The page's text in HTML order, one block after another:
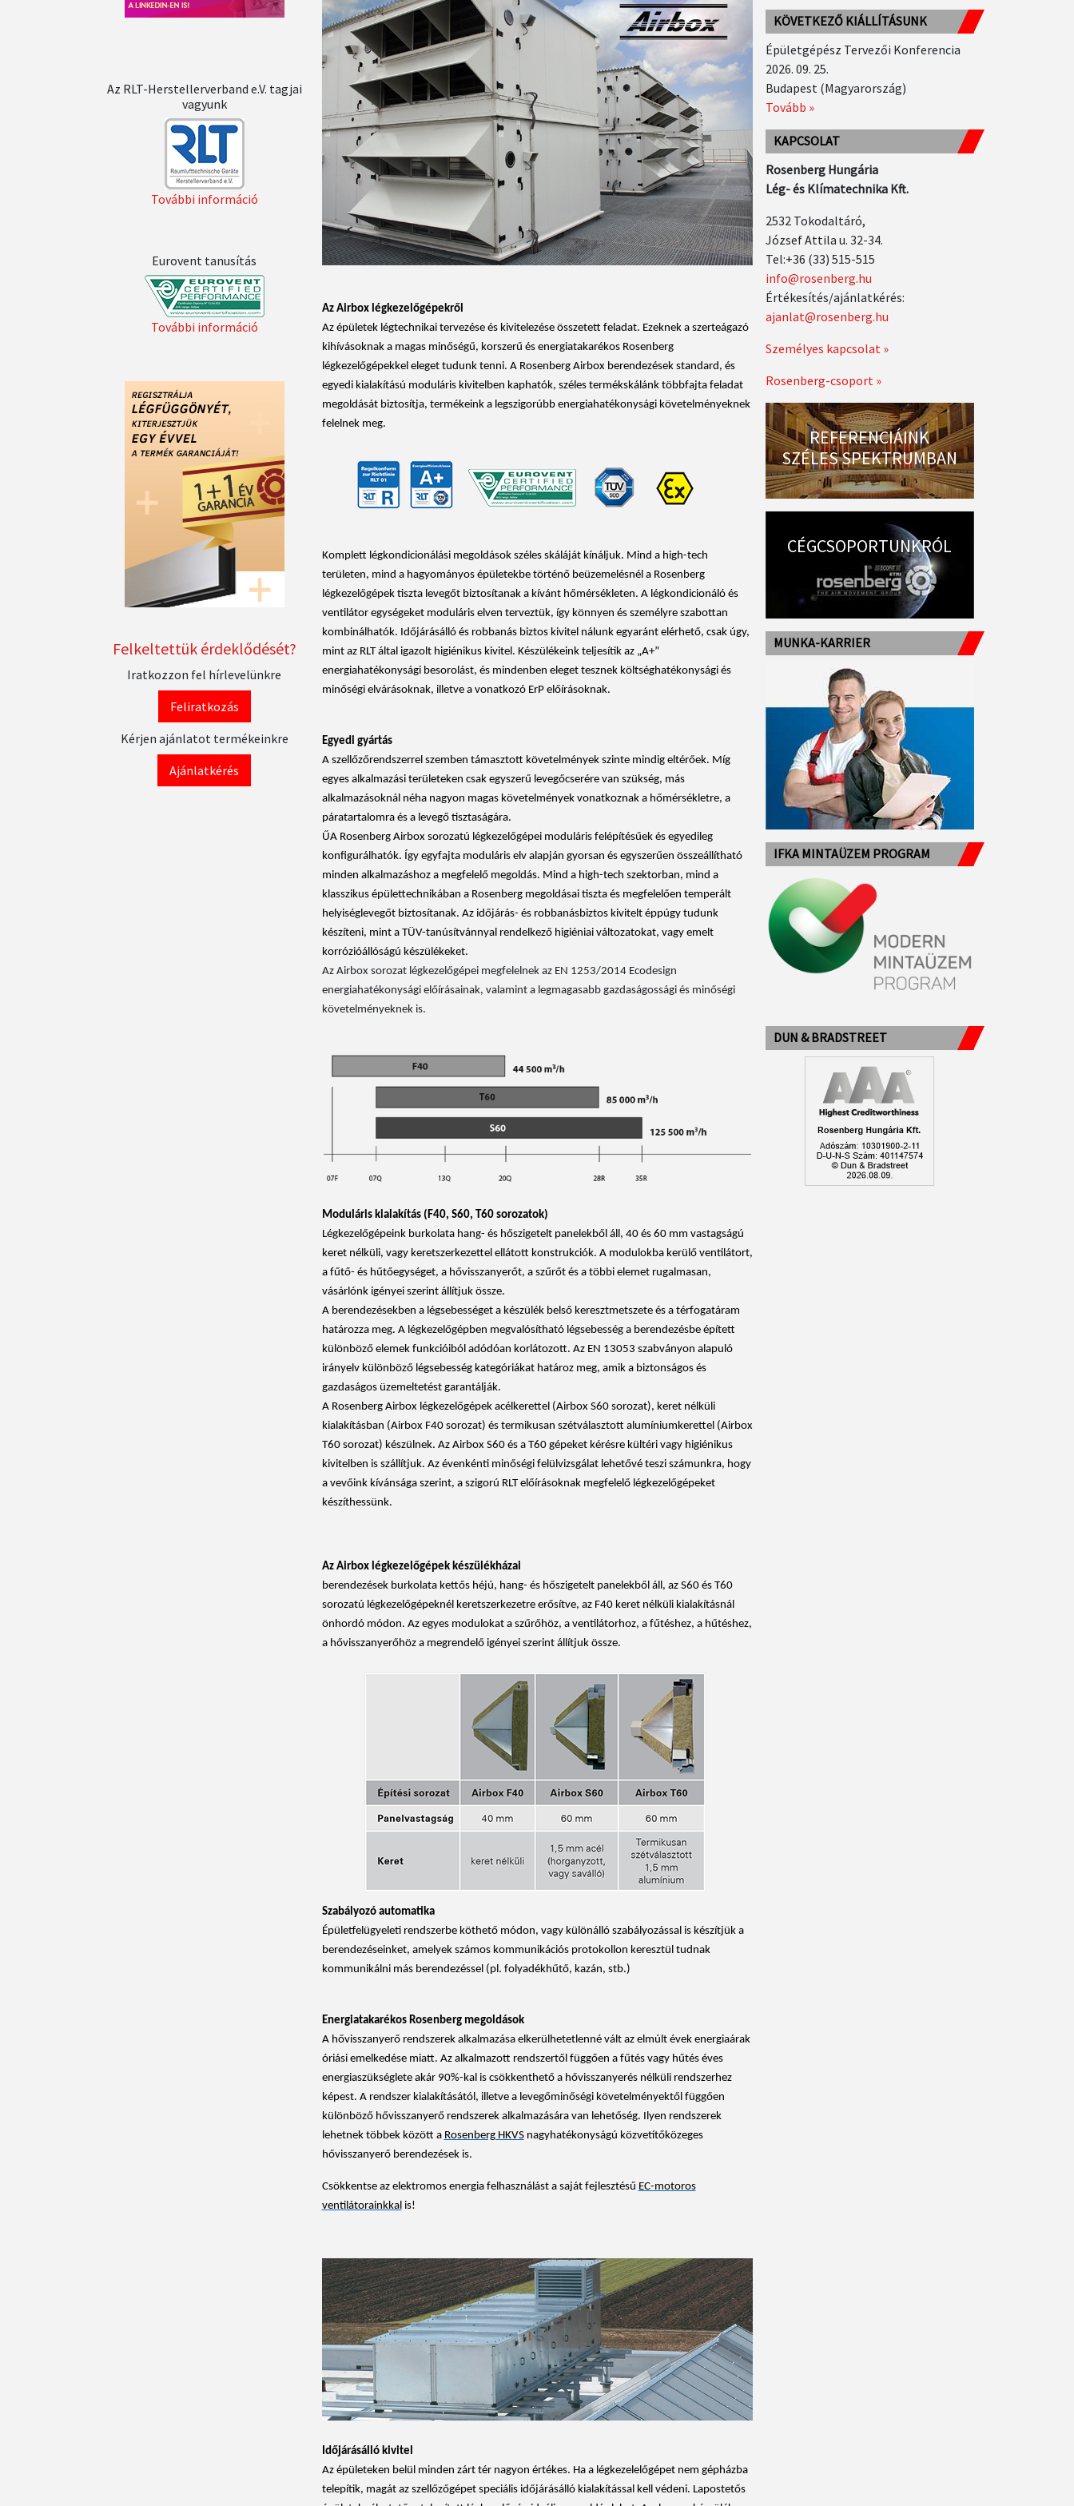
Az RLT-Herstellerverband e.V. tagjai
vagyunk
További információ
Eurovent tanusítás
További információ
Felkeltettük érdeklődését?
Iratkozzon fel hírlevelünkre
Feliratkozás
Kérjen ajánlatot termékeinkre
Ajánlatkérés
Az Airbox légkezelőgépekről
Az épületek légtechnikai tervezése és kivitelezése összetett feladat. Ezeknek a szerteágazó
kihívásoknak a magas minőségű, korszerű és energiatakarékos Rosenberg
légkezelőgépekkel eleget tudunk tenni. A Rosenberg Airbox berendezések standard, és
egyedi kialakítású moduláris kivitelben kaphatók, széles termékskálánk többfajta feladat
megoldását biztosítja, termékeink a legszigorúbb energiahatékonysági követelményeknek
felelnek meg.
Komplett légkondicionálási megoldások széles skáláját kínáljuk. Mind a high-tech
területen, mind a hagyományos épületekbe történő beüzemelésnél a Rosenberg
légkezelőgépek tiszta levegőt biztosítanak a kívánt hőmérsékleten. A légkondicionáló és
ventilátor egységeket moduláris elven terveztük, így könnyen és személyre szabottan
kombinálhatók. Időjárásálló és robbanás biztos kivitel nálunk egyaránt elérhető, csak úgy,
mint az RLT által igazolt higiénikus kivitel. Készülékeink teljesítik az „A+”
energiahatékonysági besorolást, és mindenben eleget tesznek költséghatékonysági és
minőségi elvárásoknak, illetve a vonatkozó ErP előírásoknak.
Egyedi gyártás
A szellőzőrendszerrel szemben támasztott követelmények szinte mindig eltérőek. Míg
egyes alkalmazási területeken csak egyszerű levegőcserére van szükség, más
alkalmazásoknál néha nagyon magas követelmények vonatkoznak a hőmérsékletre, a
páratartalomra és a levegő tisztaságára.
ŰA Rosenberg Airbox sorozatú légkezelőgépei moduláris felépítésűek és egyedileg
konfigurálhatók. Így egyfajta moduláris elv alapján gyorsan és egyszerűen összeállítható
minden alkalmazáshoz a megfelelő megoldás. Mind a high-tech szektorban, mind a
klasszikus épülettechnikában a Rosenberg megoldásai tiszta és megfelelően temperált
helyiséglevegőt biztosítanak. Az időjárás- és robbanásbiztos kivitelt éppúgy tudunk
készíteni, mint a TÜV-tanúsítvánnyal rendelkező higiéniai változatokat, vagy emelt
korrózióállóságú készülékeket.
Az Airbox sorozat légkezelőgépei megfelelnek az EN 1253/2014 Ecodesign
energiahatékonysági előírásainak, valamint a legmagasabb gazdaságossági és minőségi
követelményeknek is.
Moduláris kialakítás (F40, S60, T60 sorozatok)
Légkezelőgépeink burkolata hang- és hőszigetelt panelekből áll, 40 és 60 mm vastagságú
keret nélküli, vagy keretszerkezettel ellátott konstrukciók. A modulokba kerülő ventilátort,
a fűtő- és hűtőegységet, a hővisszanyerőt, a szűrőt és a többi elemet rugalmasan,
vásárlónk igényei szerint állítjuk össze.
A berendezésekben a légsebességet a készülék belső keresztmetszete és a térfogatáram
határozza meg. A légkezelőgépben megvalósítható légsebesség a berendezésbe épített
különböző elemek funkcióiból adódóan korlátozott. Az EN 13053 szabványon alapuló
irányelv különböző légsebesség kategóriákat határoz meg, amik a biztonságos és
gazdaságos üzemeltetést garantálják.
A Rosenberg Airbox légkezelőgépek acélkerettel (Airbox S60 sorozat), keret nélküli
kialakításban (Airbox F40 sorozat) és termikusan szétválasztott alumíniumkerettel (Airbox
T60 sorozat) készülnek. Az Airbox S60 és a T60 gépeket kérésre kültéri vagy higiénikus
kivitelben is szállítjuk. Az évenkénti minőségi felülvizsgálat lehetővé teszi számunkra, hogy
a vevőink kívánsága szerint, a szigorú RLT előírásoknak megfelelő légkezelőgépeket
készíthessünk.
Az Airbox légkezelőgépek készülékházai
berendezések burkolata kettős héjú, hang- és hőszigetelt panelekből áll, az S60 és T60
sorozatú légkezelőgépeknél keretszerkezetre erősítve, az F40 keret nélküli kialakításnál
önhordó módon. Az egyes modulokat a szűrőhöz, a ventilátorhoz, a fűtéshez, a hűtéshez,
a hővisszanyerőhöz a megrendelő igényei szerint állítjuk össze.
Szabályozó automatika
Épületfelügyeleti rendszerbe köthető módon, vagy különálló szabályozással is készítjük a
berendezéseinket, amelyek számos kommunikációs protokollon keresztül tudnak
kommunikálni más berendezéssel (pl. folyadékhűtő, kazán, stb.)
Energiatakarékos Rosenberg megoldások
A hővisszanyerő rendszerek alkalmazása elkerülhetetlenné vált az elmúlt évek energiaárak
óriási emelkedése miatt. Az alkalmazott rendszertől függően a fűtés vagy hűtés éves
energiaszükséglete akár 90%-kal is csökkenthető a hővisszanyerés nélküli rendszerhez
képest. A rendszer kialakításától, illetve a levegőminőségi követelményektől függően
különböző hővisszanyerő rendszerek alkalmazására van lehetőség. Ilyen rendszerek
lehetnek többek között a Rosenberg HKVSnagyhatékonyságú közvetítőközeges
hővisszanyerő berendezések is.
Csökkentse az elektromos energia felhasználást a saját fejlesztésű EC-motoros
ventilátorainkkal is!
Időjárásálló kivitel
Az épületeken belül minden zárt tér nagyon értékes. Ha a légkezelelőgépet nem gépházba
telepítik, magát az szellőzőgépet speciális időjárásálló kialakítással kell védeni. Lapostetős
KÖVETKEZŐ KIÁLLÍTÁSUNK
Épületgépész Tervezői Konferencia
2026. 09. 25.
Budapest (Magyarország)
Tovább »
KAPCSOLAT
Rosenberg Hungária
Lég- és Klímatechnika Kft.
2532 Tokodaltáró,
József Attila u. 32-34.
Tel:+36 (33) 515-515
info@rosenberg.hu
Értékesítés/ajánlatkérés:
ajanlat@rosenberg.hu
Személyes kapcsolat »
Rosenberg-csoport »
REFERENCIÁINK
SZÉLES SPEKTRUMBAN
CÉGCSOPORTUNKRÓL
MUNKA-KARRIER
IFKA MINTAÜZEM PROGRAM
DUN & BRADSTREET